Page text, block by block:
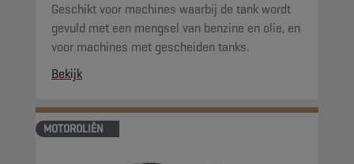
Geschikt voor machines waarbij de tank wordt
gevuld met een mengsel van benzine en olie, en
voor machines met gescheiden tanks.
Bekijk
MOTOROLIËN